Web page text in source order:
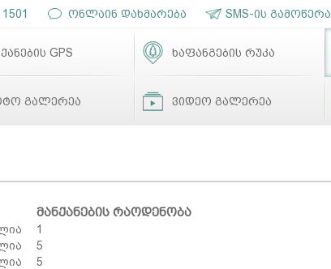
SMS-ის გამოწერა
ონლაინ დახმარება
1501
GPS ხაფანგების რუკა
გალერეა ვიდეო გალერეა
მანქანების რაოდენობა
1
5
5